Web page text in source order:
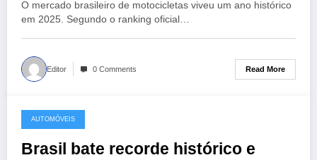
O mercado brasileiro de motocicletas viveu um ano histórico
em 2025. Segundo o ranking oficial…
Editor 0 Comments Read More
21 de January de 2026
AUTOMÓVEIS
Brasil bate recorde histórico e